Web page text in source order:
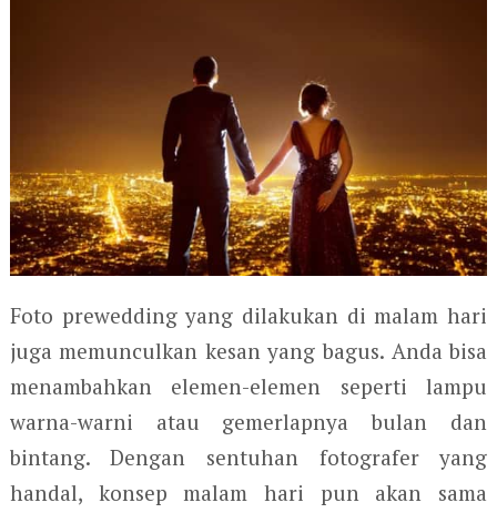
Foto prewedding yang dilakukan di malam hari
juga memunculkan kesan yang bagus. Anda bisa
menambahkan elemen-elemen seperti lampu
warna-warni atau gemerlapnya bulan dan
bintang. Dengan sentuhan fotografer yang
handal, konsep malam hari pun akan sama